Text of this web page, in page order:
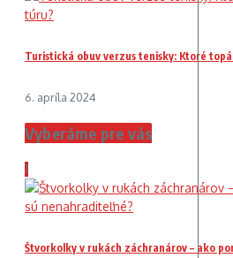
Turistická obuv verzus tenisky: Ktoré
6. apríla 2024
Vyberáme pre vás
1
Štvorkolky v rukách záchranárov – ako